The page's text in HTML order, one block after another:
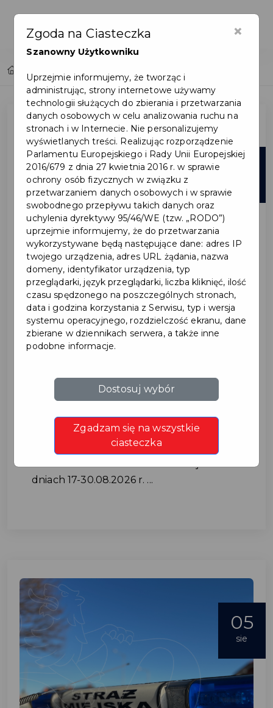
06
Utrudnienia w ruchu na ul.
30.08.2026 r.
Utrudnienia w ruchu na ul. Cichej w
dniach 17-30.08.2026 r. ...
05
sie
×
Zgoda na Ciasteczka
Szanowny Użytkowniku
Uprzejmie informujemy, że tworząc i
administrując, strony internetowe używamy
technologii służących do zbierania i przetwarzania
danych osobowych w celu analizowania ruchu na
stronach i w Internecie. Nie personalizujemy
wyświetlanych treści. Realizując rozporządzenie
Parlamentu Europejskiego i Rady Unii Europejskiej
2016/679 z dnia 27 kwietnia 2016 r. w sprawie
ochrony osób fizycznych w związku z
przetwarzaniem danych osobowych i w sprawie
swobodnego przepływu takich danych oraz
uchylenia dyrektywy 95/46/WE (tzw. „RODO”)
uprzejmie informujemy, że do przetwarzania
wykorzystywane będą następujące dane: adres IP
twojego urządzenia, adres URL żądania, nazwa
domeny, identyfikator urządzenia, typ
przeglądarki, język przeglądarki, liczba kliknięć, ilość
czasu spędzonego na poszczególnych stronach,
data i godzina korzystania z Serwisu, typ i wersja
systemu operacyjnego, rozdzielczość ekranu, dane
zbierane w dziennikach serwera, a także inne
podobne informacje.
Dostosuj wybór
Zgadzam się na wszystkie
ciasteczka